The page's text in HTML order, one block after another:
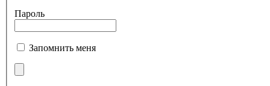
Пароль
Запомнить меня